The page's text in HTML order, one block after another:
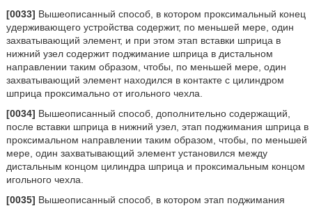
[0033] Вышеописанный способ, в котором проксимальный конец
удерживающего устройства содержит, по меньшей мере, один
захватывающий элемент, и при этом этап вставки шприца в
нижний узел содержит поджимание шприца в дистальном
направлении таким образом, чтобы, по меньшей мере, один
захватывающий элемент находился в контакте с цилиндром
шприца проксимально от игольного чехла.
[0034] Вышеописанный способ, дополнительно содержащий,
после вставки шприца в нижний узел, этап поджимания шприца в
проксимальном направлении таким образом, чтобы, по меньшей
мере, один захватывающий элемент установился между
дистальным концом цилиндра шприца и проксимальным концом
игольного чехла.
[0035] Вышеописанный способ, в котором этап поджимания